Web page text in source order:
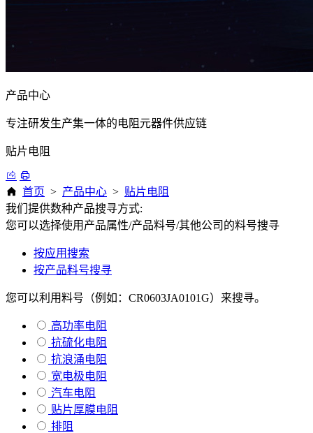
产品中心
专注研发生产集一体的电阻元器件供应链
贴片电阻
首页 > 产品中心 > 贴片电阻
我们提供数种产品搜寻方式:
您可以选择使用产品属性/产品料号/其他公司的料号搜寻
按应用搜索
按产品料号搜寻
您可以利用料号（例如：CR0603JA0101G）来搜寻。
高功率电阻
抗硫化电阻
抗浪涌电阻
宽电极电阻
汽车电阻
贴片厚膜电阻
排阻